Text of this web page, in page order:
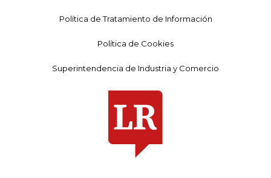
Política de Tratamiento de Información
Política de Cookies
Superintendencia de Industria y Comercio